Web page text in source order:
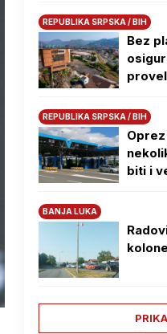
REPUBLIKA SRPSKA / BIH
Bez
REPUBLIKA SRPSKA / BIH
biti i
BANJA LUKA